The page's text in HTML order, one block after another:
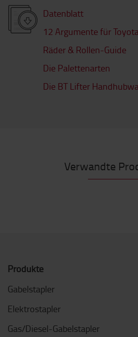
Datenblatt
12 Argumente für
Räder & Rollen-Guide
Die Palettenarten
Die BT Lifter
Verwandte
Produkte
Gabelstapler
Elektrostapler
Gas/Diesel-Gabelstapler